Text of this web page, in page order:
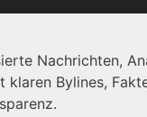
Nachrichten,
Bylines,